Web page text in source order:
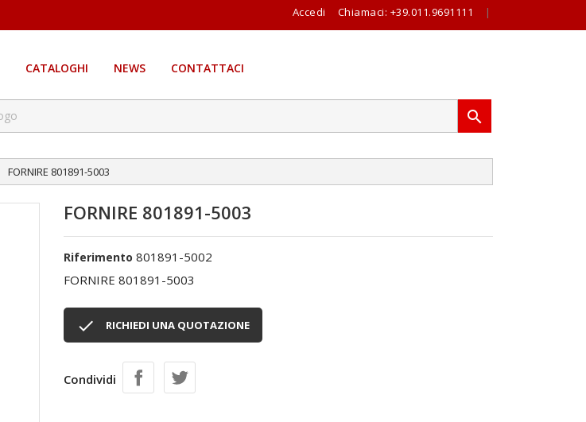
Accedi Chiamaci: +39.011.9691111 |
CATALOGHI NEWS CONTATTACI

FORNIRE 801891-5003
FORNIRE 801891-5003
Riferimento 801891-5002
FORNIRE 801891-5003
 RICHIEDI UNA QUOTAZIONE
Condividi